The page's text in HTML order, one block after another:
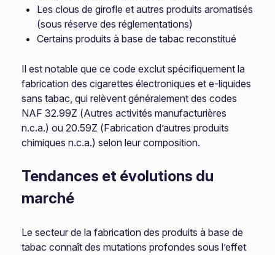
Les clous de girofle et autres produits aromatisés
(sous réserve des réglementations)
Certains produits à base de tabac reconstitué
Il est notable que ce code exclut spécifiquement la
fabrication des cigarettes électroniques et e-liquides
sans tabac, qui relèvent généralement des codes
NAF 32.99Z (Autres activités manufacturières
n.c.a.) ou 20.59Z (Fabrication d’autres produits
chimiques n.c.a.) selon leur composition.
Tendances et évolutions du
marché
Le secteur de la fabrication des produits à base de
tabac connaît des mutations profondes sous l’effet